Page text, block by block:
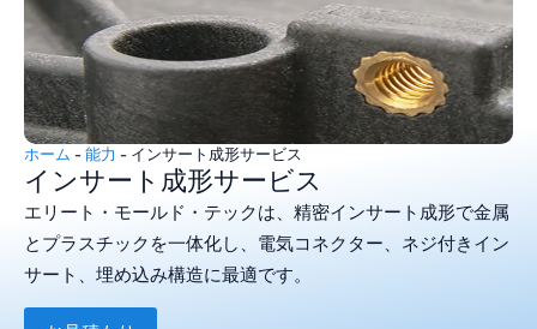
ホーム -能力 - インサート成形サービス
インサート成形サービス
エリート・モールド・テックは、精密インサート成形で金属
とプラスチックを一体化し、電気コネクター、ネジ付きイン
サート、埋め込み構造に最適です。